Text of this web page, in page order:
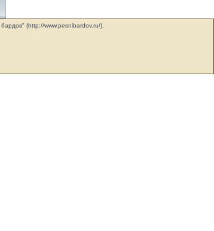
(http://www.pesnibardov.ru/).